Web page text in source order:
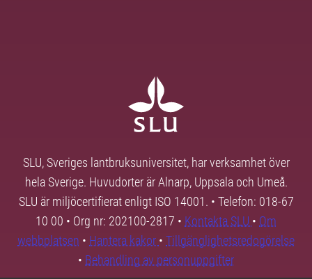
SLU, Sveriges lantbruksuniversitet, har verksamhet över
hela Sverige. Huvudorter är Alnarp, Uppsala och Umeå.
SLU är miljöcertifierat enligt ISO 14001. • Telefon: 018-67
10 00 • Org nr: 202100-2817 • Kontakta SLU • Om
webbplatsen • Hantera kakor • Tillgänglighetsredogörelse
• Behandling av personuppgifter